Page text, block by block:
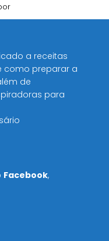
a receitas
como preparar a
de
para
Facebook,